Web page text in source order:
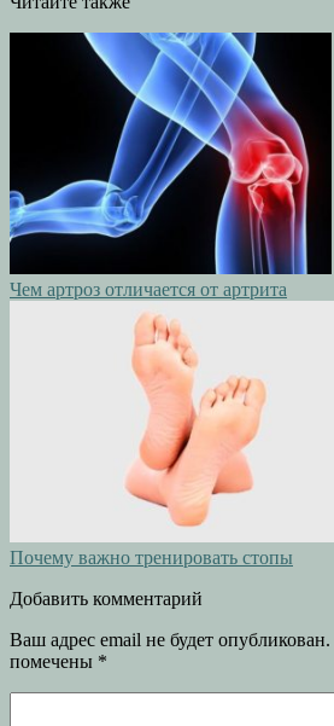
Чем артроз отличается от артрита
Почему важно тренировать стопы
Добавить комментарий
Ваш адрес email не будет опубликован.
помечены *